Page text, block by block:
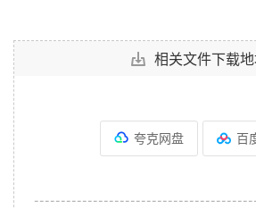
相关文件下载
夸克网盘 百